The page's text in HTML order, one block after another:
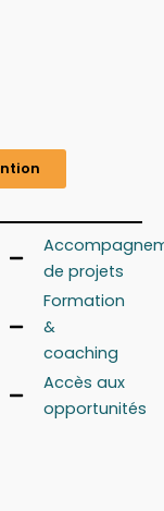
de projets
Formation
&
coaching
Accès aux
opportunités